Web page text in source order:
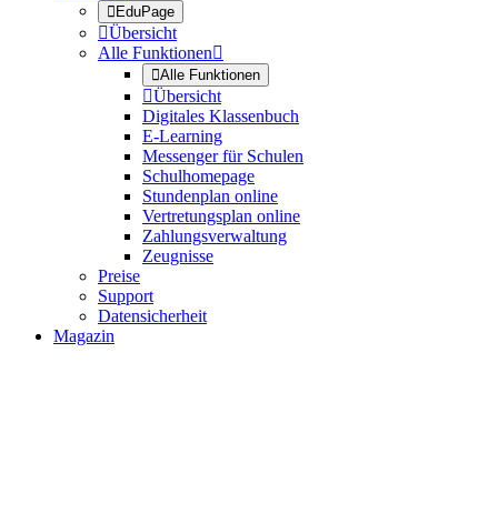
EduPage
Übersicht
Alle Funktionen
Alle Funktionen
Übersicht
Digitales Klassenbuch
E-Learning
Messenger für Schulen
Schulhomepage
Stundenplan online
Vertretungsplan online
Zahlungsverwaltung
Zeugnisse
Preise
Support
Datensicherheit
Magazin